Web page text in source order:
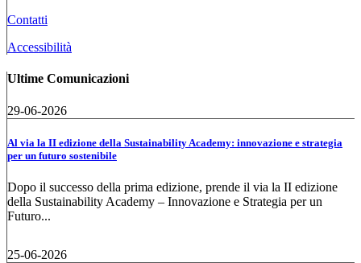
Contatti
Accessibilità
Ultime Comunicazioni
29-06-2026
Al via la II edizione della Sustainability Academy: innovazione e strategia
per un futuro sostenibile
Dopo il successo della prima edizione, prende il via la II edizione
della Sustainability Academy – Innovazione e Strategia per un
Futuro...
25-06-2026